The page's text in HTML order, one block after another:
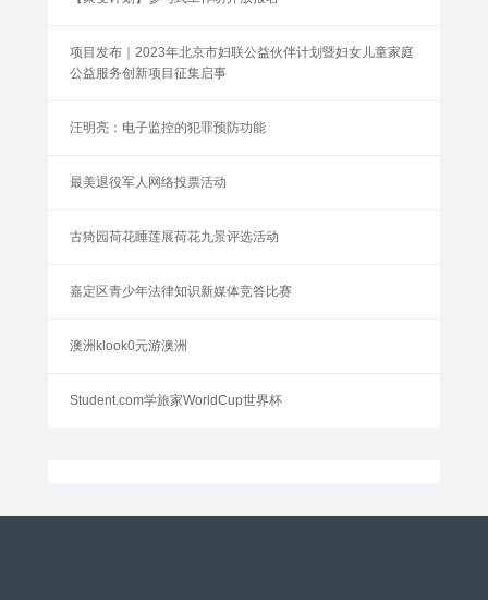
项目发布｜2023年北京市妇联公益伙伴计划暨妇女儿童家庭
公益服务创新项目征集启事
汪明亮：电子监控的犯罪预防功能
最美退役军人网络投票活动
古猗园荷花睡莲展荷花九景评选活动
嘉定区青少年法律知识新媒体竞答比赛
澳洲klook0元游澳洲
Student.com学旅家WorldCup世界杯